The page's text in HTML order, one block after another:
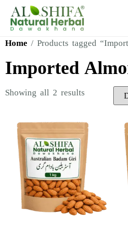
Home / Products tagged
Imported
Showing all 2 results